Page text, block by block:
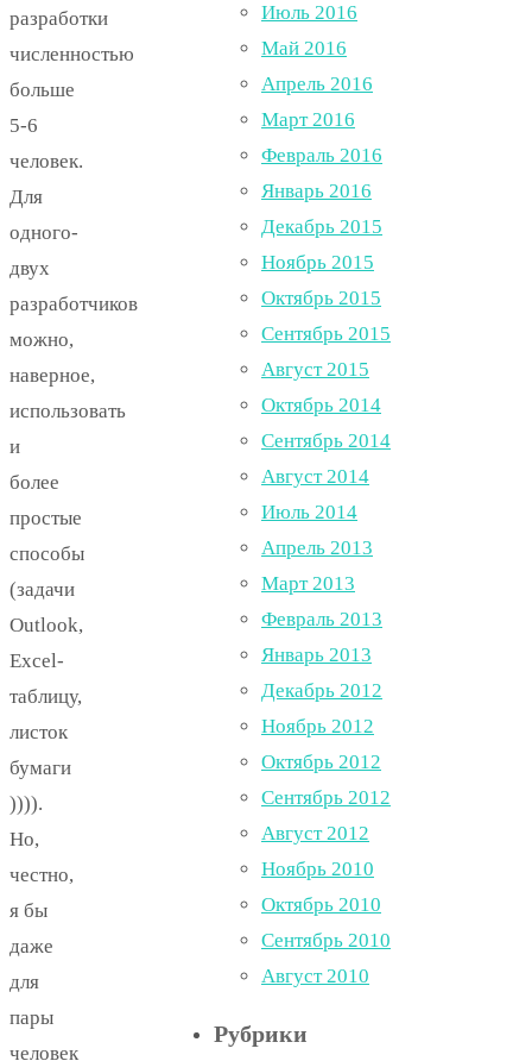
разработки
численностью
больше
5-6
человек.
Для
одного-
двух
разработчиков
можно,
наверное,
использовать
и
более
простые
способы
(задачи
Outlook,
Excel-
таблицу,
листок
бумаги
)))).
Но,
честно,
я бы
даже
для
пары
человек
Июль 2016
Май 2016
Апрель 2016
Март 2016
Февраль 2016
Январь 2016
Декабрь 2015
Ноябрь 2015
Октябрь 2015
Сентябрь 2015
Август 2015
Октябрь 2014
Сентябрь 2014
Август 2014
Июль 2014
Апрель 2013
Март 2013
Февраль 2013
Январь 2013
Декабрь 2012
Ноябрь 2012
Октябрь 2012
Сентябрь 2012
Август 2012
Ноябрь 2010
Октябрь 2010
Сентябрь 2010
Август 2010
Рубрики